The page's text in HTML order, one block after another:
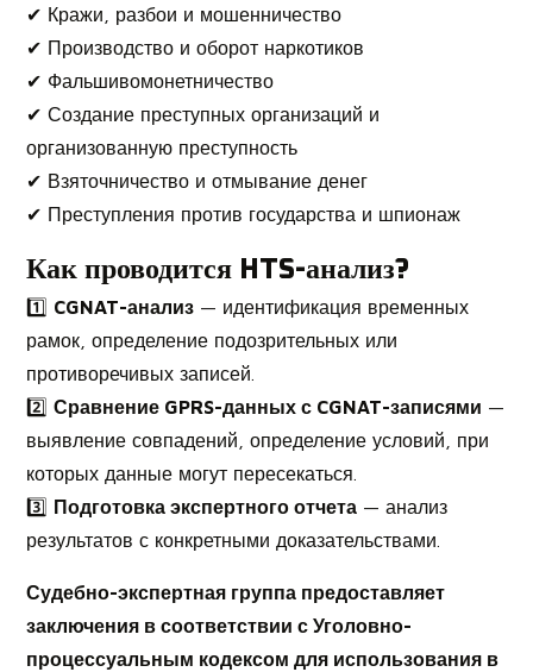
✔ Кражи, разбои и мошенничество
✔ Производство и оборот наркотиков
✔ Фальшивомонетничество
✔ Создание преступных организаций и
организованную преступность
✔ Взяточничество и отмывание денег
✔ Преступления против государства и шпионаж
Как проводится HTS-анализ?
1️⃣ CGNAT-анализ — идентификация временных
рамок, определение подозрительных или
противоречивых записей.
2️⃣ Сравнение GPRS-данных с CGNAT-записями —
выявление совпадений, определение условий, при
которых данные могут пересекаться.
3️⃣ Подготовка экспертного отчета — анализ
результатов с конкретными доказательствами.
Судебно-экспертная группа предоставляет
заключения в соответствии с Уголовно-
процессуальным кодексом для использования в